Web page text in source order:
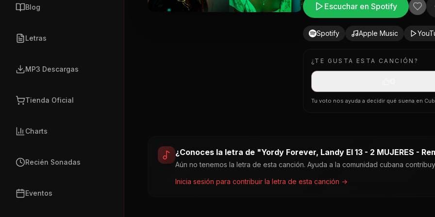
Blog
Letras
MP3 Descargas
Tienda Oficial
Charts
Recién Sonadas
Eventos
Escuchar en Spotify
Spotify Apple Music
¿TE GUSTA ESTA CANCIÓN?
Tu voto nos ayuda a decidir qué suena en
¿Conoces la letra de "Yordy Forever, Landy El 13 - 2 MUJERES -
Aún no tenemos la letra de esta canción. Ayuda a la comunidad cubana
Inicia sesión para contribuir la letra de esta canción →